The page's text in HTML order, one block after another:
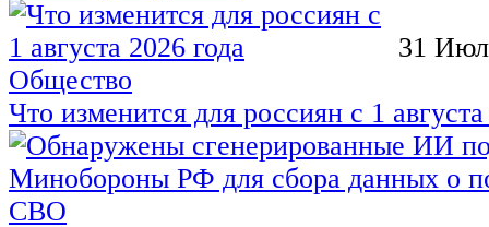
31
Общество
Что изменится для россиян с 1